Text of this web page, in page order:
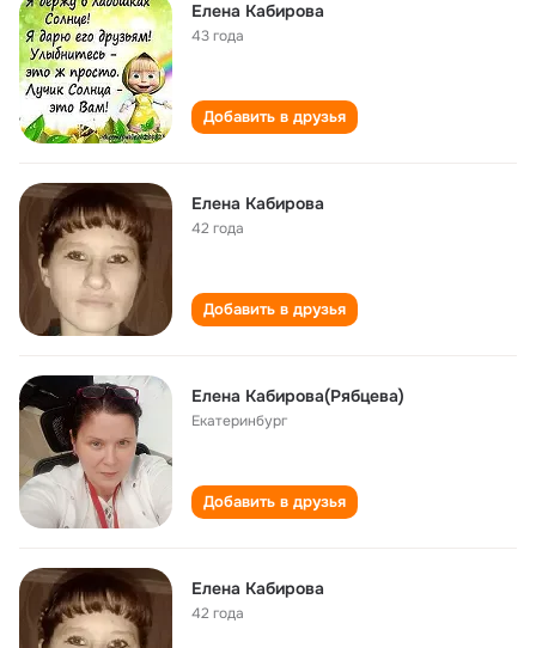
Елена Кабирова
43 года
Добавить в друзья
Елена Кабирова
42 года
Добавить в друзья
Елена Кабирова(Рябцева)
Екатеринбург
Добавить в друзья
Елена Кабирова
42 года